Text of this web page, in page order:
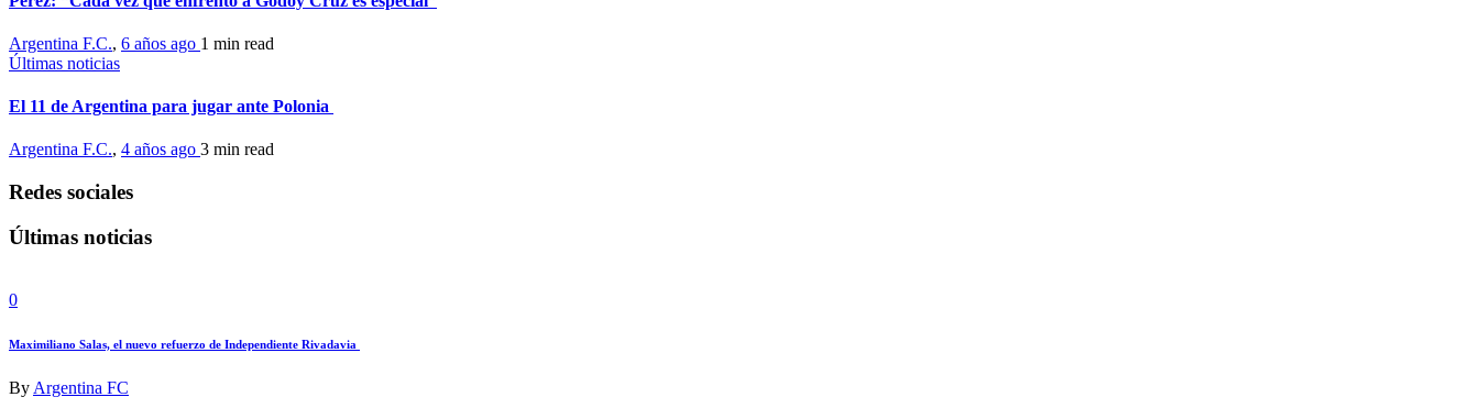
Argentina F.C., 6 años ago 1 min read
Últimas noticias
El 11 de Argentina para jugar ante Polonia
Argentina F.C., 4 años ago 3 min read
Redes sociales
Últimas noticias
0
Maximiliano Salas, el nuevo refuerzo de Independiente Rivadavia
By Argentina FC